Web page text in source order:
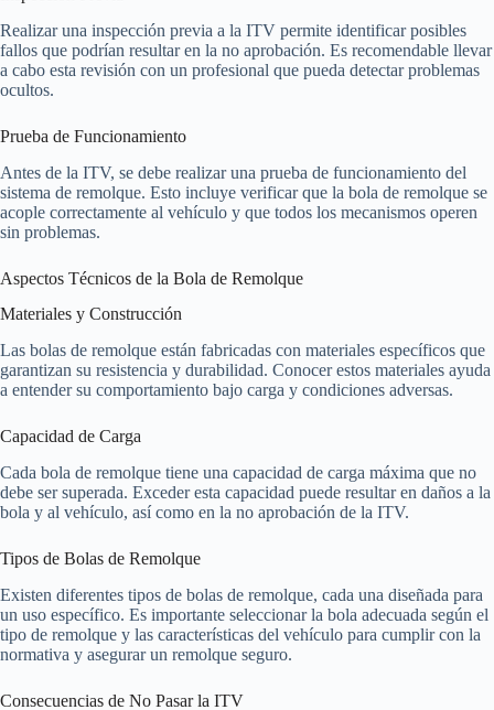
Realizar una inspección previa a la ITV permite identificar posibles
fallos que podrían resultar en la no aprobación. Es recomendable llevar
a cabo esta revisión con un profesional que pueda detectar problemas
ocultos.
Prueba de Funcionamiento
Antes de la ITV, se debe realizar una prueba de funcionamiento del
sistema de remolque. Esto incluye verificar que la bola de remolque se
acople correctamente al vehículo y que todos los mecanismos operen
sin problemas.
Aspectos Técnicos de la Bola de Remolque
Materiales y Construcción
Las bolas de remolque están fabricadas con materiales específicos que
garantizan su resistencia y durabilidad. Conocer estos materiales ayuda
a entender su comportamiento bajo carga y condiciones adversas.
Capacidad de Carga
Cada bola de remolque tiene una capacidad de carga máxima que no
debe ser superada. Exceder esta capacidad puede resultar en daños a la
bola y al vehículo, así como en la no aprobación de la ITV.
Tipos de Bolas de Remolque
Existen diferentes tipos de bolas de remolque, cada una diseñada para
un uso específico. Es importante seleccionar la bola adecuada según el
tipo de remolque y las características del vehículo para cumplir con la
normativa y asegurar un remolque seguro.
Consecuencias de No Pasar la ITV